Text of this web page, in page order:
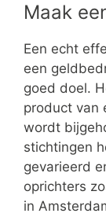
Maak
Een echt
een
goed doel.
product van
wordt
stichtingen
gevarieerd
oprichters
in